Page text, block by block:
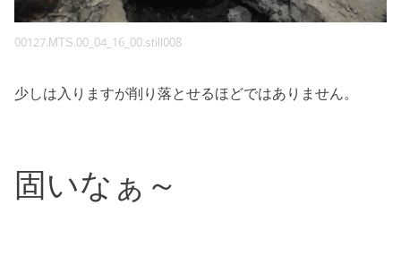
00127.MTS.00_04_16_00.still008
少しは入りますが削り落とせるほどではありません。
固いなぁ～